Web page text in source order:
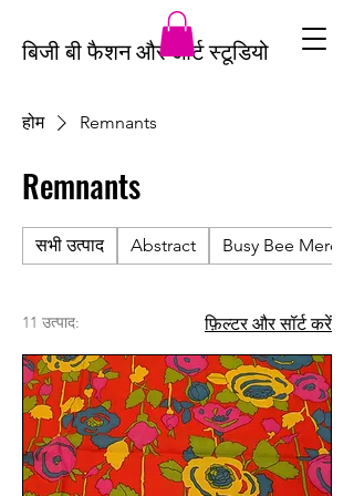
बिजी बी फैशन और आर्ट स्टूडियो
होम Remnants
Remnants
सभी उत्पाद Abstract Busy Bee Merch
11 उत्पाद: फ़िल्टर और सॉर्ट करें